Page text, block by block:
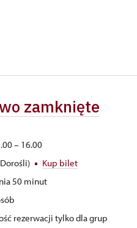
zamknięte
– 16.00
Kup bilet
50 minut
rezerwacji tylko dla grup